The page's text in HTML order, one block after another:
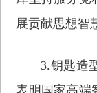
展贡献思想智
3.钥匙造
表明国家高端